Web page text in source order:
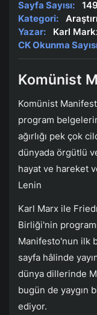
Sayfa Sayısı:
149
Kategori:
Yazar:
Karl
CK Okunma
Komünist
Komünist
program
ağırlığı pek çok
dünyada örgütlü
hayat ve hareket
Lenin
Karl Marx ile
Birliği'nin
Manifesto'nun ilk
sayfa hâlinde
dünya dillerinde
bugün de yaygın
ediyor.